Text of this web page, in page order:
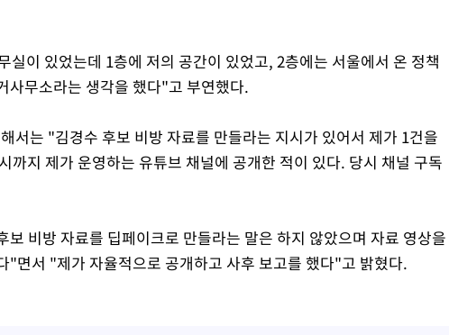
실이 있었는데 1층에 저의 공간이 있었고, 2층에는 서울에서 온 정책
사무소라는 생각을 했다"고 부연했다.
서는 "김경수 후보 비방 자료를 만들라는 지시가 있어서 제가 1건을
까지 제가 운영하는 유튜브 채널에 공개한 적이 있다. 당시 채널 구독
비방 자료를 딥페이크로 만들라는 말은 하지 않았으며 자료 영상을
"면서 "제가 자율적으로 공개하고 사후 보고를 했다"고 밝혔다.